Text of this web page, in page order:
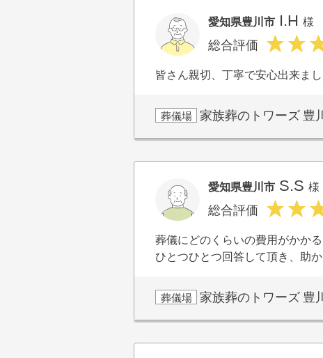
愛知県豊川市 I.H 様
総合評価
皆さん親切、丁寧で安心出来ま
葬儀場 家族葬のトワーズ 豊
愛知県豊川市 S.S 様
総合評価
葬儀にどのくらいの費用がかか
ひとつひとつ回答して頂き、助
葬儀場 家族葬のトワーズ 豊